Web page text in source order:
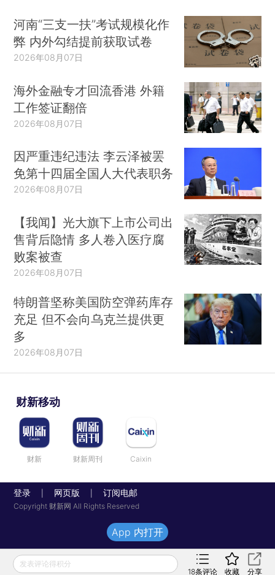
河南“三支一扶”考试规模化作
弊 内外勾结提前获取试卷
2026年08月07日
海外金融专才回流香港 外籍
工作签证翻倍
2026年08月07日
因严重违纪违法 李云泽被罢
免第十四届全国人大代表职务
2026年08月07日
【我闻】光大旗下上市公司出
售背后隐情 多人卷入医疗腐
败案被查
2026年08月07日
特朗普坚称美国防空弹药库存
充足 但不会向乌克兰提供更
多
2026年08月07日
财新移动
财新 财新周刊 Caixin
登录 网页版 订阅电邮
Copyright 财新网 All Rights Reserved
发表评论得积分
18条评论 收藏 分享
App 内打开